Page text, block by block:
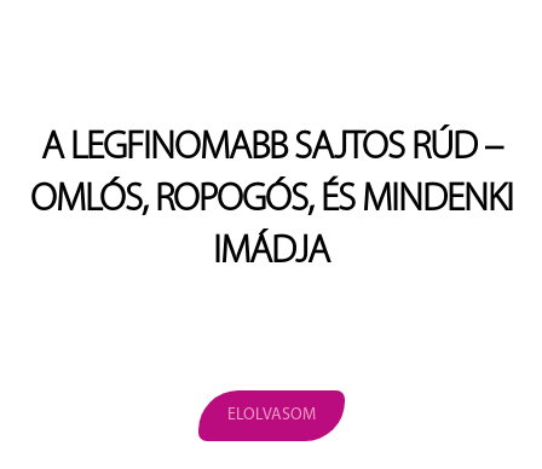
A LEGFINOMABB SAJTOS RÚD –
OMLÓS, ROPOGÓS, ÉS MINDENKI
IMÁDJA
ELOLVASOM